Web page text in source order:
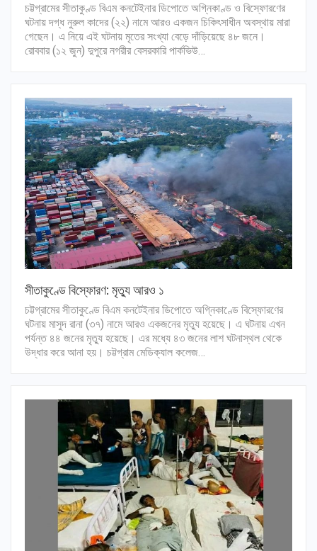
চট্টগ্রামের সীতাকুণ্ড বিএম কনটেইনার ডিপোতে অগ্নিকাণ্ড ও বিস্ফোরণের
ঘটনায় দগ্ধ নুরুল কাদের (২২) নামে আরও একজন চিকিৎসাধীন অবস্থায় মারা
গেছেন। এ নিয়ে এই ঘটনায় মৃতের সংখ্যা বেড়ে দাঁড়িয়েছে ৪৮ জনে।
রোববার (১২ জুন) দুপুরে নগরীর বেসরকারি পার্কভিউ…
সীতাকুণ্ডে বিস্ফোরণ: মৃত্যু আরও ১
চট্টগ্রামের সীতাকুণ্ডে বিএম কনটেইনার ডিপোতে অগ্নিকাণ্ডে বিস্ফোরণের
ঘটনায় মাসুদ রানা (৩৭) নামে আরও একজনের মৃত্যু হয়েছে। এ ঘটনায় এখন
পর্যন্ত ৪৪ জনের মৃত্যু হয়েছে। এর মধ্যে ৪৩ জনের লাশ ঘটনাস্থল থেকে
উদ্ধার করে আনা হয়। চট্টগ্রাম মেডিক্যাল কলেজ…